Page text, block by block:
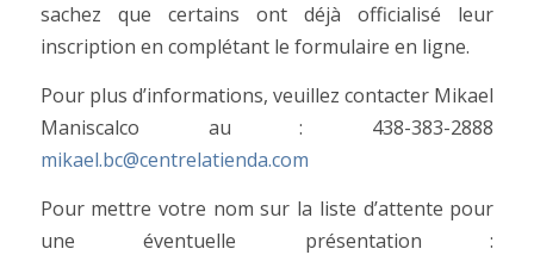
sachez que certains ont déjà officialisé leur
inscription en complétant le formulaire en ligne.
Pour plus d’informations, veuillez contacter Mikael
Maniscalco au : 438-383-2888
mikael.bc@centrelatienda.com
Pour mettre votre nom sur la liste d’attente pour
une éventuelle présentation :